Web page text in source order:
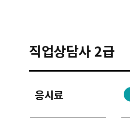
직업상담사 2급
응시료